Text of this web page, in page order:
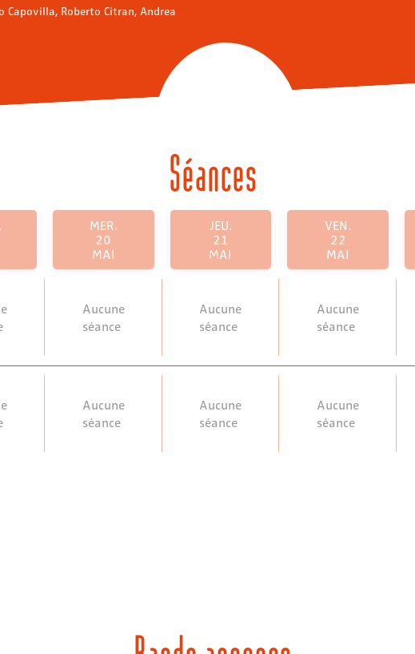
Capovilla, Roberto Citran, Andrea
Séances
MER.
20
MAI
Aucune
séance
Aucune
séance
JEU.
21
MAI
Aucune
séance
Aucune
séance
VEN.
22
MAI
Aucune
séance
Aucune
séance